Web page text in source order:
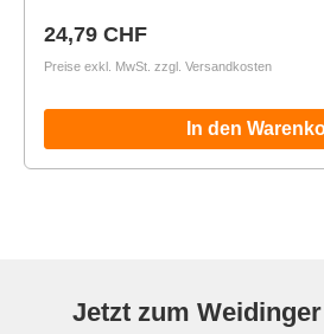
Regulärer Preis:
24,79 CHF
Preise exkl. MwSt. zzgl. Versandkosten
In den
Jetzt zum